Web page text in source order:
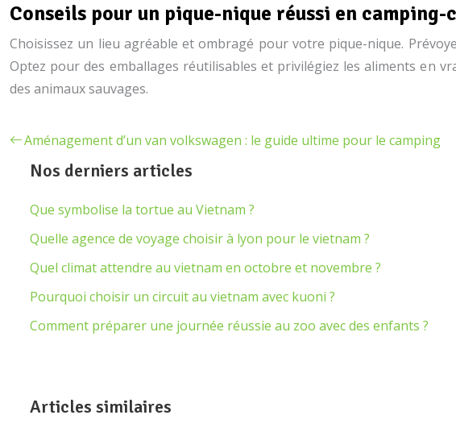
Conseils pour un pique-nique réussi en camping-
Choisissez un lieu agréable et ombragé pour votre pique-nique.
Optez pour des emballages réutilisables et privilégiez les aliments en
des animaux sauvages.
Aménagement d’un van volkswagen : le guide ultime pour le camping
Nos derniers articles
Que symbolise la tortue au Vietnam ?
Quelle agence de voyage choisir à lyon pour le vietnam ?
Quel climat attendre au vietnam en octobre et novembre ?
Pourquoi choisir un circuit au vietnam avec kuoni ?
Comment préparer une journée réussie au zoo avec des enfants ?
Articles similaires